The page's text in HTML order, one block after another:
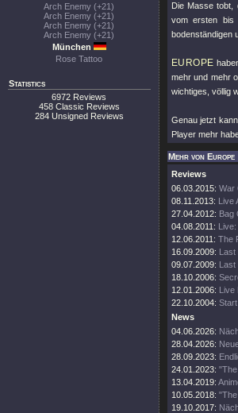
Arch Enemy (+21)
Arch Enemy (+21)
Arch Enemy (+21)
Arch Enemy (+21)
München
Rose Tattoo
Statistics
6972 Reviews
458 Classic Reviews
284 Unsigned Reviews
Die Masse tobt,
vom ersten bis
bodenständigen
EUROPE
mehr und mehr
wichtiges, völlig
Genau jetzt
Player mehr
Mehr von Europe
Reviews
06.03.2015: War
08.11.2013: Live
27.04.2012: Bag
04.08.2011:
12.06.2011: The
16.09.2009: Last
09.07.2009: Last
18.10.2006:
12.01.2006: Live
22.10.2004:
News
04.06.2026:
28.04.2026:
28.09.2023:
24.01.2023:
13.04.2019:
10.05.2018:
19.10.2017: